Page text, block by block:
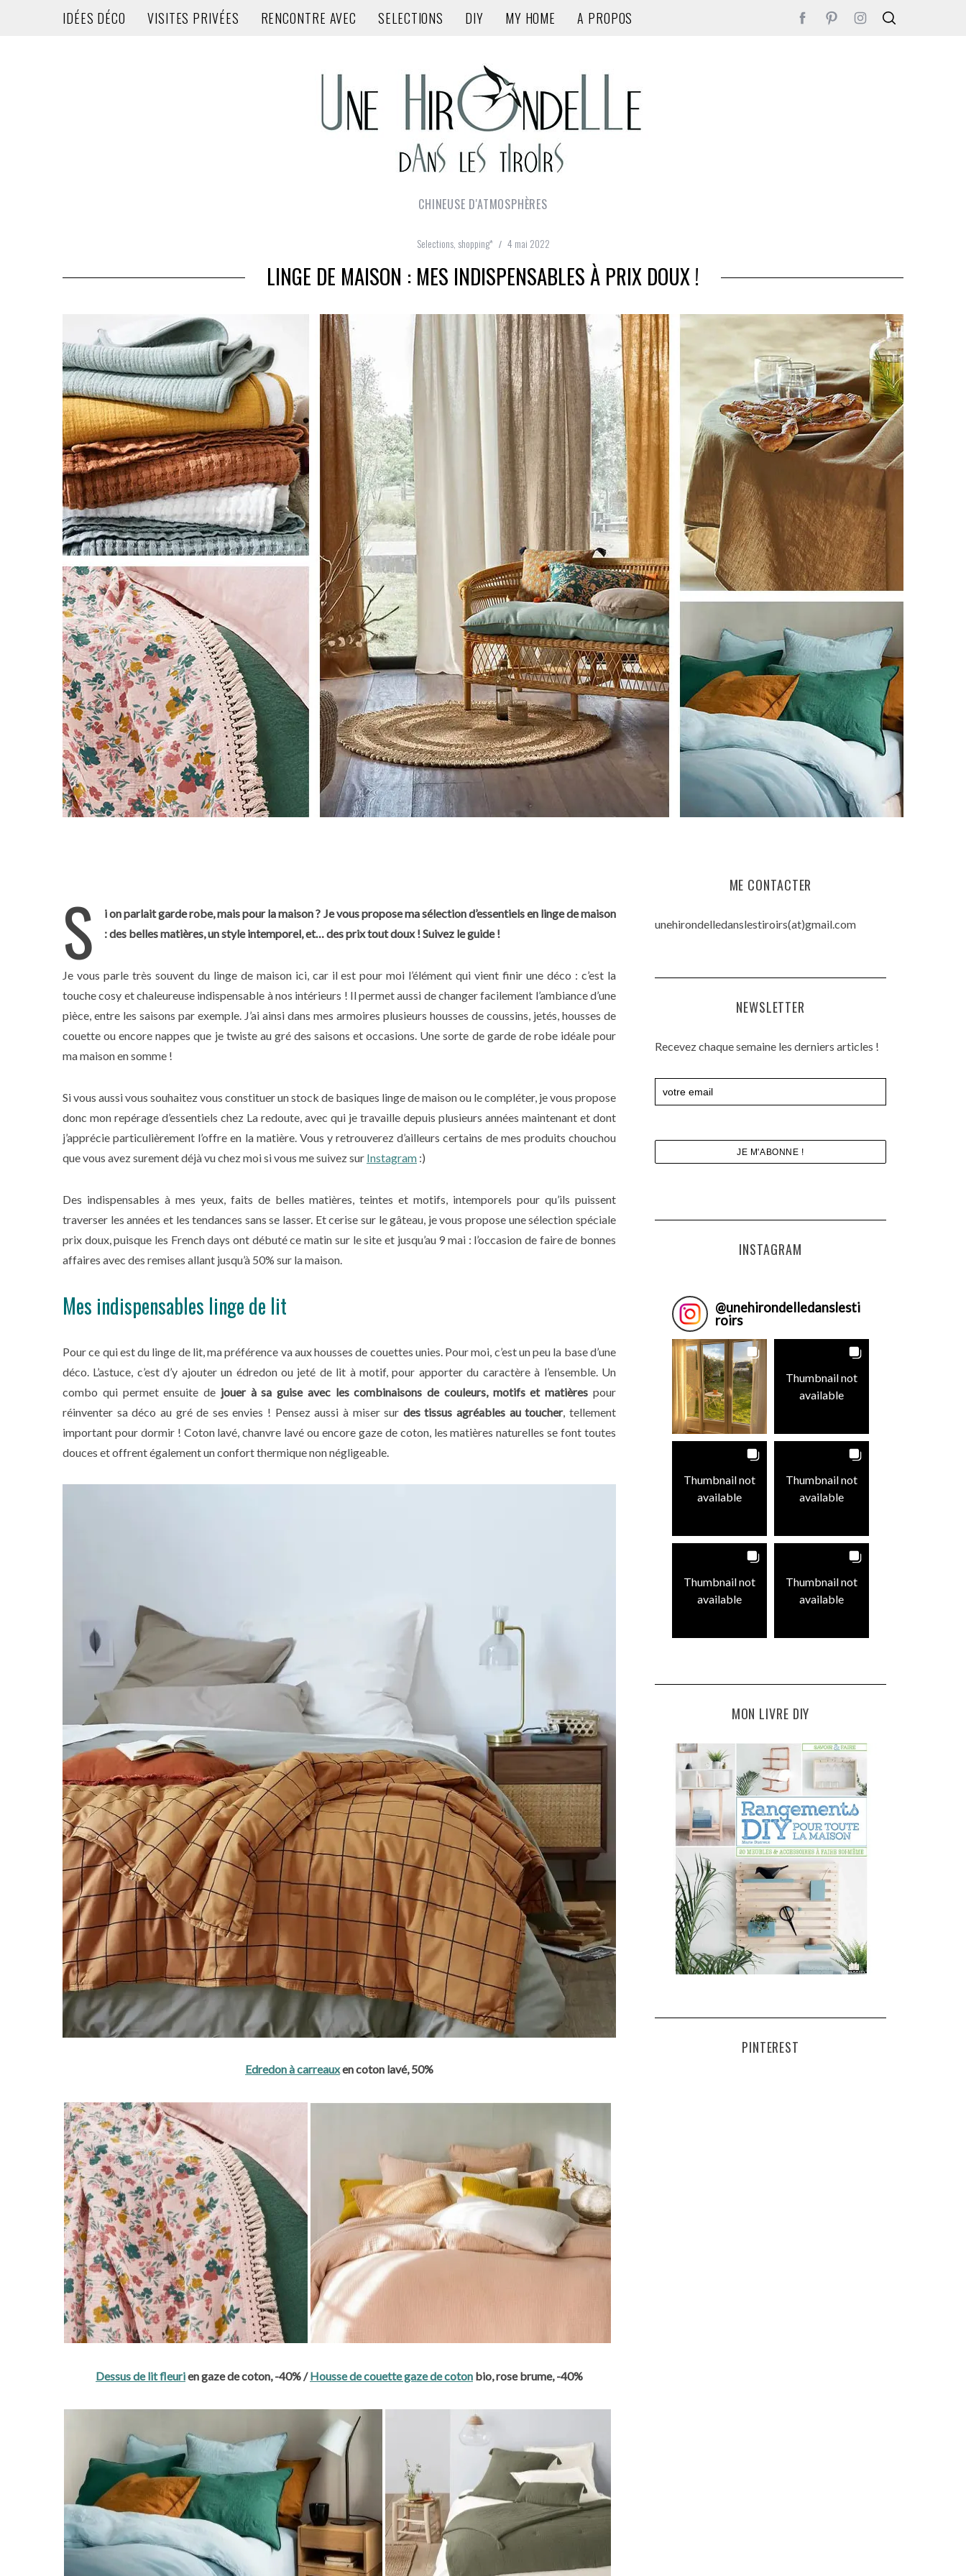
IDÉES DÉCO VISITES PRIVÉES RENCONTRE AVEC SELECTIONS DIY MY HOME A PROPOS
CHINEUSE D'ATMOSPHÈRES
Selections, shopping* 4 mai 2022
LINGE DE MAISON : MES INDISPENSABLES À PRIX DOUX !
S
i on parlait garde robe, mais pour la maison ? Je vous propose ma sélection d’essentiels en linge de maison
: des belles matières, un style intemporel, et… des prix tout doux ! Suivez le guide !
Je vous parle très souvent du linge de maison ici, car il est pour moi l’élément qui vient finir une déco : c’est la
touche cosy et chaleureuse indispensable à nos intérieurs ! Il permet aussi de changer facilement l’ambiance d’une
pièce, entre les saisons par exemple. J’ai ainsi dans mes armoires plusieurs housses de coussins, jetés, housses de
couette ou encore nappes que je twiste au gré des saisons et occasions. Une sorte de garde de robe idéale pour
ma maison en somme !
Si vous aussi vous souhaitez vous constituer un stock de basiques linge de maison ou le compléter, je vous propose
donc mon repérage d’essentiels chez La redoute, avec qui je travaille depuis plusieurs années maintenant et dont
j’apprécie particulièrement l’offre en la matière. Vous y retrouverez d’ailleurs certains de mes produits chouchou
que vous avez surement déjà vu chez moi si vous me suivez sur Instagram :)
Des indispensables à mes yeux, faits de belles matières, teintes et motifs, intemporels pour qu’ils puissent
traverser les années et les tendances sans se lasser. Et cerise sur le gâteau, je vous propose une sélection spéciale
prix doux, puisque les French days ont débuté ce matin sur le site et jusqu’au 9 mai : l’occasion de faire de bonnes
affaires avec des remises allant jusqu’à 50% sur la maison.
Mes indispensables linge de lit
Pour ce qui est du linge de lit, ma préférence va aux housses de couettes unies. Pour moi, c’est un peu la base d’une
déco. L’astuce, c’est d’y ajouter un édredon ou jeté de lit à motif, pour apporter du caractère à l’ensemble. Un
combo qui permet ensuite de jouer à sa guise avec les combinaisons de couleurs, motifs et matières pour
réinventer sa déco au gré de ses envies ! Pensez aussi à miser sur des tissus agréables au toucher, tellement
important pour dormir ! Coton lavé, chanvre lavé ou encore gaze de coton, les matières naturelles se font toutes
douces et offrent également un confort thermique non négligeable.
Edredon à carreauxen coton lavé, 50%
Dessus de lit fleurien gaze de coton, -40% /Housse de couette gaze de coton bio, rose brume, -40%
ME CONTACTER
unehirondelledanslestiroirs(at)gmail.com
NEWSLETTER
Recevez chaque semaine les derniers articles !
INSTAGRAM
@unehirondelledanslesti
roirs
Thumbnail not
available
Thumbnail not
available
Thumbnail not
available
Thumbnail not
available
Thumbnail not
available
MON LIVRE DIY
PINTEREST
S
e
a
h
f